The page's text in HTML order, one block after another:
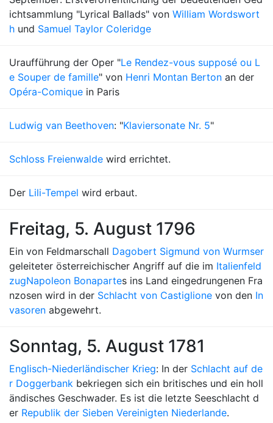
ichtsammlung "Lyrical Ballads" von William Wordswort
h und Samuel Taylor Coleridge
Uraufführung der Oper "Le Rendez-vous supposé ou L
e Souper de famille" von Henri Montan Berton an der
Opéra-Comique in Paris
Ludwig van Beethoven: "Klaviersonate Nr. 5"
Schloss Freienwalde wird errichtet.
Der Lili-Tempel wird erbaut.
Freitag, 5. August 1796
Ein von Feldmarschall Dagobert Sigmund von Wurmser
geleiteter österreichischer Angriff auf die im Italienfeld
zugNapoleon Bonapartes ins Land eingedrungenen Fra
nzosen wird in der Schlacht von Castiglione von den In
vasoren abgewehrt.
Sonntag, 5. August 1781
Englisch-Niederländischer Krieg: In der Schlacht auf de
r Doggerbank bekriegen sich ein britisches und ein holl
ändisches Geschwader. Es ist die letzte Seeschlacht d
er Republik der Sieben Vereinigten Niederlande.